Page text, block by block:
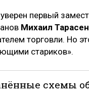
первый
Михаил
торговли. Но
стариков».
схемы